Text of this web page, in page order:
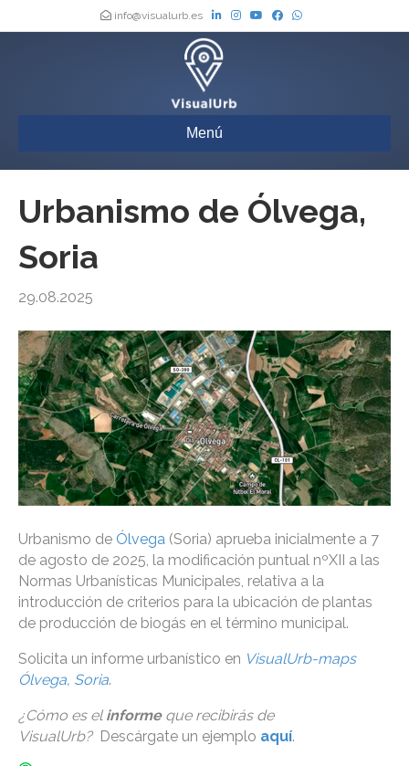
info@visualurb.es
Menú
Urbanismo de Ólvega,
Soria
29.08.2025
Urbanismo de Ólvega (Soria) aprueba inicialmente a 7
de agosto de 2025, la modificación puntual nºXII a las
Normas Urbanísticas Municipales, relativa a la
introducción de criterios para la ubicación de plantas
de producción de biogás en el término municipal.
Solicita un informe urbanístico en VisualUrb-maps
Ólvega, Soria.
¿Cómo es el informe que recibirás de
VisualUrb?Descárgate un ejemplo aquí.